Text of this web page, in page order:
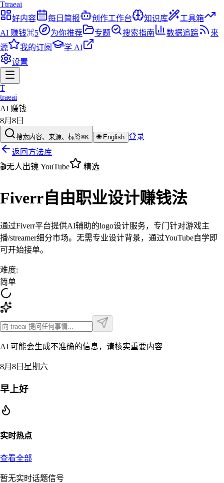
Ttraeai
好内容
每日简报 创作工作台 知识库
工具箱
AI 赚钱⌘5 为你推荐 专题 搜索指南 数据追踪
来
源
我的订阅
学 AI
设置
T
traeai
AI 赚钱
8月8日
搜索内容、来源、标签⌘K 🌐 English 登录
返回方法库
🎬无人出镜 YouTube 精选
Fiverr自由职业设计赚钱法
通过Fiverr平台提供AI辅助的logo设计服务，专门针对游戏主
播/streamer细分市场。无需专业设计背景，通过YouTube自学即
可开始接单。
难度:
简单
AI 可能会生成不准确的信息，请核实重要内容
8月8日星期六
早上好
实时热点
查看全部
暂无实时话题信号